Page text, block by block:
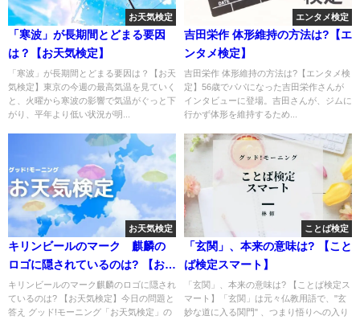
お天気検定
「寒波」が長期間とどまる要因
は？【お天気検定】
「寒波」が長期間とどまる要因は？【お天
気検定】東京の今週の最高気温を見ていく
と、火曜から寒波の影響で気温がぐっと下
がり、平年より低い状況が明...
エンタメ検定
吉田栄作 体形維持の方法は?【エ
ンタメ検定】
吉田栄作 体形維持の方法は?【エンタメ検
定】56歳でパパになった吉田栄作さんが
インタビューに登場。吉田さんが、ジムに
行かず体形を維持するため...
お天気検定
キリンビールのマーク 麒麟の
ロゴに隠されているのは? 【お天
気検定】
キリンビールのマーク麒麟のロゴに隠され
ているのは? 【お天気検定】今日の問題と
答え グッド!モーニング「お天気検定」の
ことば検定
「玄関」、本来の意味は? 【こと
ば検定スマート】
「玄関」、本来の意味は? 【ことば検定ス
マート】「玄関」は元々仏教用語で、"玄
妙な道に入る関門" 、つまり悟りへの入り